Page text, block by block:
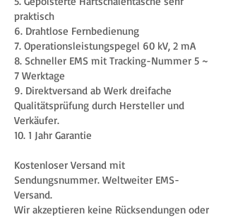
praktisch
6. Drahtlose Fernbedienung
7. Operationsleistungspegel 60 kV, 2 mA
8. Schneller EMS mit Tracking-Nummer 5 ~
7 Werktage
9. Direktversand ab Werk dreifache
Qualitätsprüfung durch Hersteller und
Verkäufer.
10. 1 Jahr Garantie
Kostenloser Versand mit
Sendungsnummer. Weltweiter EMS-
Versand.
Wir akzeptieren keine Rücksendungen oder